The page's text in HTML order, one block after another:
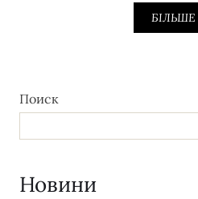
БІЛЬШЕ
Поиск
Новини